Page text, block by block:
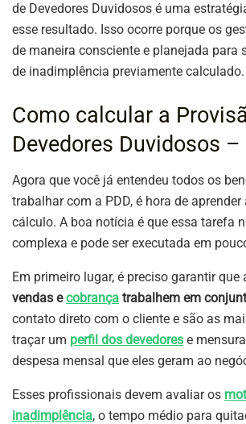
de Devedores Duvidosos é uma
esse resultado. Isso ocorre porque os
de maneira consciente e planejada para
de inadimplência previamente calculado.
Como calcular a
Devedores Duvidosos –
Agora que você já entendeu todos os
trabalhar com a PDD, é hora de aprender
cálculo. A boa notícia é que essa tarefa
complexa e pode ser executada em
Em primeiro lugar, é preciso garantir que
vendas ecobrança trabalhem em
contato direto com o cliente e são as
traçar um perfil dos devedores e
despesa mensal que eles geram ao
Esses profissionais devem avaliar os
inadimplência, o tempo médio para